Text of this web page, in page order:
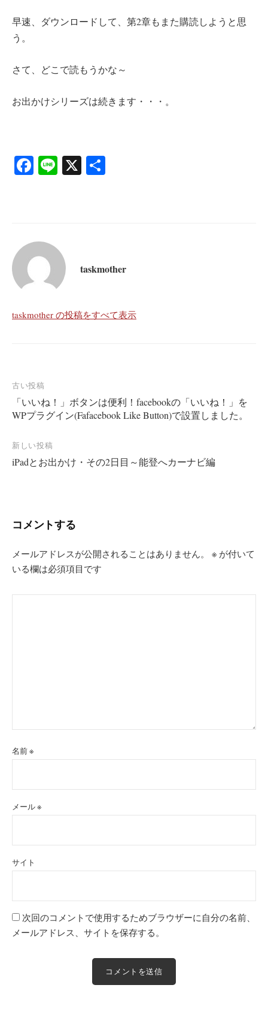
早速、ダウンロードして、第2章もまた購読しようと思
う。
さて、どこで読もうかな～
お出かけシリーズは続きます・・・。
Fa Li X
taskmother
taskmother の投稿をすべて表示
投
稿
ナ
ビ
ゲ
ン
古い投稿
「いいね！」ボタンは便利！facebookの「いいね！」を
WPプラグイン(Fafacebook Like Button)で設置しました。
新しい投稿
iPadとお出かけ・その2日目～能登へカーナビ編
コメントする
メールアドレスが公開されることはありません。 ※ が付いて
いる欄は必須項目です
名前※
メール※
サイト
次回のコメントで使用するためブラウザーに自分の名前、
メールアドレス、サイトを保存する。